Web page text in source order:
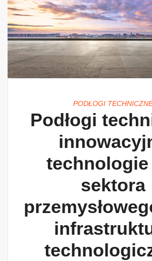
PODŁOGI
Podłogi
sektora